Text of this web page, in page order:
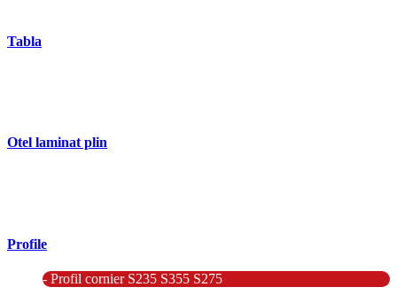
Tabla
Otel laminat plin
Profile
- Profil cornier S235 S355 S275